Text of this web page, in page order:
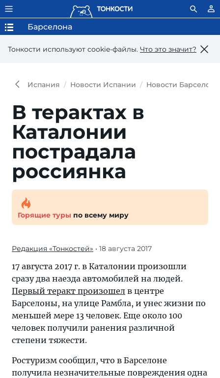
Тонкости используют сookie-файлы. Что это значит?
Барселона
Испания Новости Испании Новости Барселоны
В терактах в
Каталонии
пострадала
россиянка
Горящие туры по всему миру
Редакция «Тонкостей» • 18 августа 2017
17 августа 2017 г. в Каталонии произошли
сразу два наезда автомобилей на людей.
Первый теракт произошел в центре
Барселоны, на улице Рамбла, и унес жизни по
меньшей мере 13 человек. Еще около 100
человек получили ранения различной
степени тяжести.
Ростуризм сообщил, что в Барселоне
получила незначительные повреждения одна